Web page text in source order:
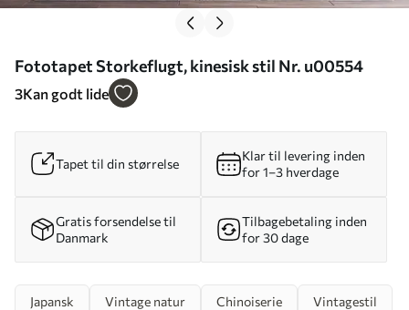
Fototapet Storkeflugt, kinesisk stil Nr. u00554
3Kan godt lide
Tapet til din størrelse
Klar til levering inden
for 1–3 hverdage
Gratis forsendelse til
Danmark
Tilbagebetaling inden
for 30 dage
Japansk Vintage natur Chinoiserie Vintagestil